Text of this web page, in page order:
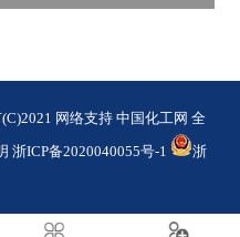
网络支持中国化工网 全
浙ICP备2020040055号-1
浙